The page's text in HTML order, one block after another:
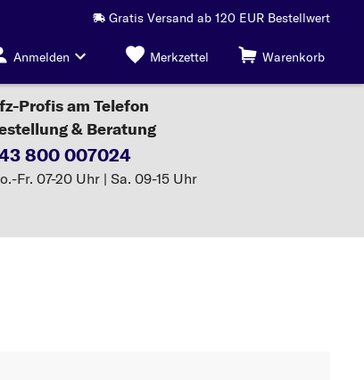
Gratis Versand ab 120 EUR Bestellwert
Anmelden Merkzettel Warenkorb
Profis am Telefon
& Beratung
800 007024
Fr. 07-20 Uhr | Sa. 09-15 Uhr